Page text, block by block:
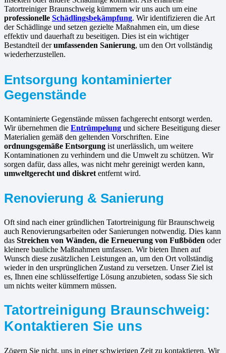
Tatortreiniger Braunschweig kümmern wir uns auch um eine
professionelle Schädlingsbekämpfung. Wir identifizieren die Art
der Schädlinge und setzen gezielte Maßnahmen ein, um diese
effektiv und dauerhaft zu beseitigen. Dies ist ein wichtiger
Bestandteil derumfassenden Sanierung, um den Ort vollständig
wiederherzustellen.
Entsorgung kontaminierter
Gegenstände
Kontaminierte Gegenstände müssen fachgerecht entsorgt werden.
Wir übernehmen die Entrümpelung und sichere Beseitigung dieser
Materialien gemäß den geltenden Vorschriften. Eine
ordnungsgemäße Entsorgung ist unerlässlich, um weitere
Kontaminationen zu verhindern und die Umwelt zu schützen. Wir
sorgen dafür, dass alles, was nicht mehr gereinigt werden kann,
umweltgerecht und diskret entfernt wird.
Renovierung & Sanierung
Oft sind nach einer gründlichen Tatortreinigung für Braunschweig
auch Renovierungsarbeiten oder Sanierungen notwendig. Dies kann
das Streichen von Wänden, die Erneuerung von Fußböden oder
kleinere bauliche Maßnahmen umfassen. Wir bieten Ihnen auf
Wunsch diese zusätzlichen Leistungen an, um den Ort vollständig
wieder in den ursprünglichen Zustand zu versetzen. Unser Ziel ist
es, Ihnen eine schlüsselfertige Lösung anzubieten, sodass Sie sich
um nichts weiter kümmern müssen.
Tatortreinigung Braunschweig:
Kontaktieren Sie uns
Zögern Sie nicht, uns in einer schwierigen Zeit zu kontaktieren. Wir